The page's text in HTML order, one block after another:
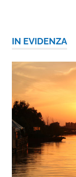
IN EVIDENZA